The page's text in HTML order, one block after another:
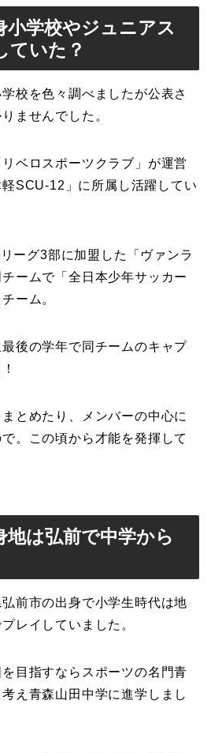
小学校やジュニアス
ていた？
校を色々調べましたが公表さ
ませんでした。
ベロスポーツクラブ」が運営
SCU-12」に所属し活躍してい
ーグ3部に加盟した「ヴァンラ
ームで「全日本少年サッカー
ーム。
後の学年で同チームのキャプ
とめたり、メンバーの中心に
。この頃から才能を発揮して
地は弘前で中学から
前市の出身で小学生時代は地
レイしていました。
目指すならスポーツの名門青
え青森山田中学に進学しまし